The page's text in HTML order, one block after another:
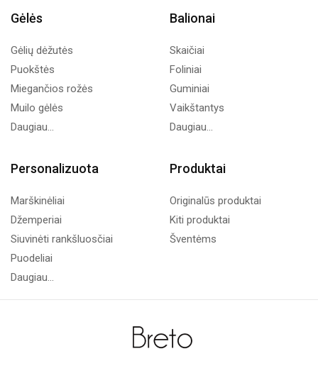
Gėlės
Gėlių dėžutės
Puokštės
Miegančios rožės
Muilo gėlės
Daugiau...
Balionai
Skaičiai
Foliniai
Guminiai
Vaikštantys
Daugiau...
Personalizuota
Marškinėliai
Džemperiai
Siuvinėti rankšluosčiai
Puodeliai
Daugiau...
Produktai
Originalūs produktai
Kiti produktai
Šventėms